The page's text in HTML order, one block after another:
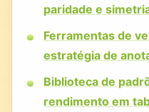
paridade e
Ferramentas de
estratégia de
Biblioteca de
rendimento em